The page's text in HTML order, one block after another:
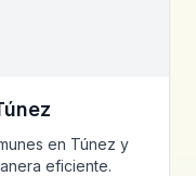
en Túnez y
eficiente.